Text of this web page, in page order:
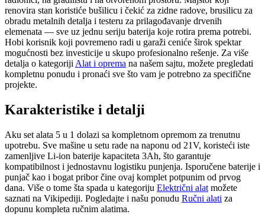
renovira stan koristiće bušilicu i čekić za zidne radove, brusilicu za
obradu metalnih detalja i testeru za prilagođavanje drvenih
elemenata — sve uz jednu seriju baterija koje rotira prema potrebi.
Hobi korisnik koji povremeno radi u garaži ceniće širok spektar
mogućnosti bez investicije u skupo profesionalno rešenje. Za više
detalja o kategoriji Alat i oprema na našem sajtu, možete pregledati
kompletnu ponudu i pronaći sve što vam je potrebno za specifične
projekte.
Karakteristike i detalji
Aku set alata 5 u 1 dolazi sa kompletnom opremom za trenutnu
upotrebu. Sve mašine u setu rade na naponu od 21V, koristeći iste
zamenljive Li-ion baterije kapaciteta 3Ah, što garantuje
kompatibilnost i jednostavnu logistiku punjenja. Isporučene baterije i
punjač kao i bogat pribor čine ovaj komplet potpunim od prvog
dana. Više o tome šta spada u kategoriju Električni alat možete
saznati na Vikipediji. Pogledajte i našu ponudu Ručni alati za
dopunu kompleta ručnim alatima.